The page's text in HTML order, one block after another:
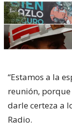
“Estamos a la
reunión,
darle certeza a
Radio.